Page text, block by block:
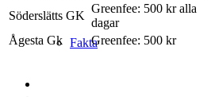
Fakta
Söderslätts GK
Greenfee: 500 kr alla
dagar
Ågesta Gk
Greenfee: 500 kr